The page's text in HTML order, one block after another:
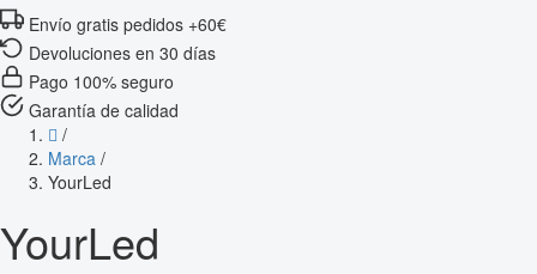
Envío gratis pedidos +60€
Devoluciones en 30 días
Pago 100% seguro
Garantía de calidad
/
Marca /
YourLed
YourLed